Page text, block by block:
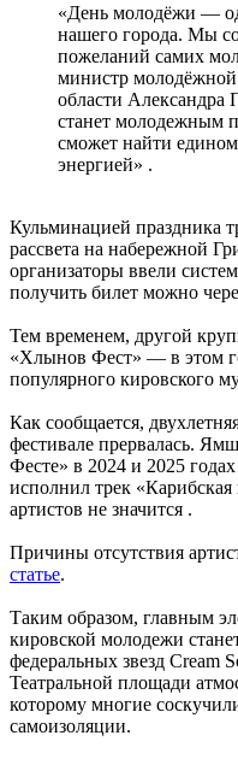
«День молодёжи —
нашего города. Мы
пожеланий самих
министр
области Александра
станет молодежным
сможет найти
энергией» .
Кульминацией праздника
рассвета на набережной
организаторы ввели
получить билет можно
Тем временем, другой
«Хлынов Фест» — в этом
популярного кировского
Как сообщается,
фестивале прервалась.
Фесте» в 2024 и 2025
исполнил трек
артистов не значится .
Причины отсутствия
статье.
Таким образом, главным
кировской молодежи
федеральных звезд Cream
Театральной площади
которому многие
самоизоляции.